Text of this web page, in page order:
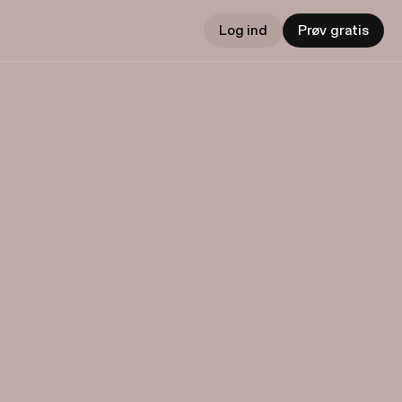
Log ind Prøv gratis